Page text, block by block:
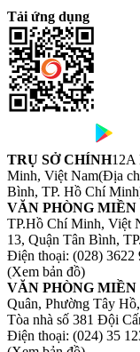
Tải ứng dụng
TRỤ SỞ CHÍNH12A
Minh, Việt Nam(Địa
Bình, TP. Hồ Chí
VĂN PHÒNG
TP.Hồ Chí Minh, Việt
13, Quận Tân Bình,
Điện thoại: (028) 3622
(Xem bản đồ)
VĂN PHÒNG MIỀN
Quân, Phường Tây
Tòa nhà số 381 Đội
Điện thoại: (024) 35